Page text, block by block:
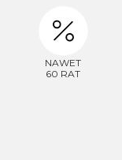
NAWET
60 RAT